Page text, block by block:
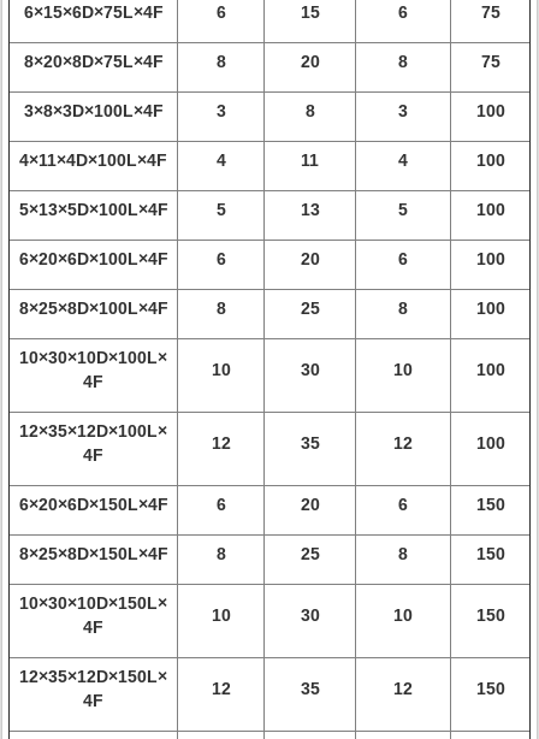
6×15×6D×75L×4F 6 15 6 75
8×20×8D×75L×4F 8 20 8 75
3×8×3D×100L×4F 3 8 3 100
4×11×4D×100L×4F 4 11 4 100
5×13×5D×100L×4F 5 13 5 100
6×20×6D×100L×4F 6 20 6 100
8×25×8D×100L×4F 8 25 8 100
10×30×10D×100L×
4F
10 30 10 100
12×35×12D×100L×
4F
12 35 12 100
6×20×6D×150L×4F 6 20 6 150
8×25×8D×150L×4F 8 25 8 150
10×30×10D×150L×
4F
10 30 10 150
12×35×12D×150L×
4F
12 35 12 150